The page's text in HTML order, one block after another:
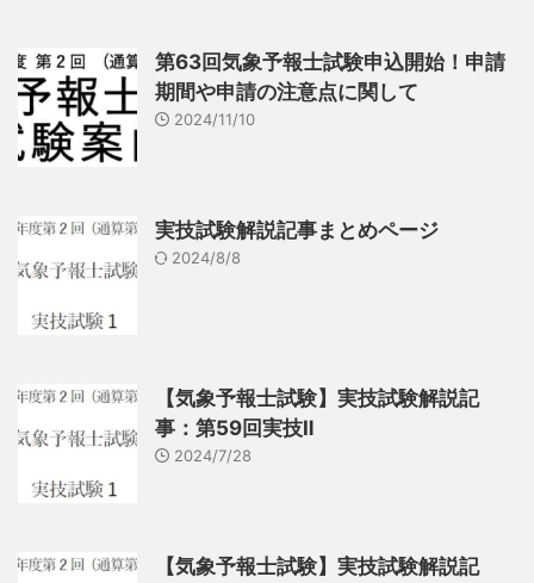
第63回気象予報士試験申込開始！申請
期間や申請の注意点に関して
2024/11/10
実技試験解説記事まとめページ
2024/8/8
【気象予報士試験】実技試験解説記
事：第59回実技Ⅱ
2024/7/28
【気象予報士試験】実技試験解説記